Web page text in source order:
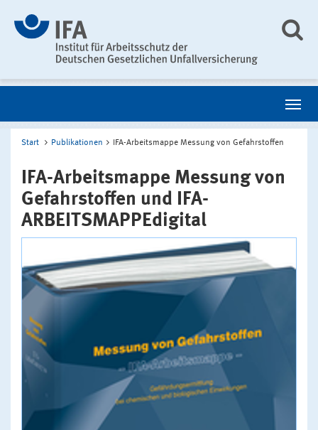
Start Publikationen IFA-Arbeitsmappe Messung von Gefahrstoffen
IFA-Arbeitsmappe Messung von
Gefahrstoffen und IFA-
ARBEITSMAPPEdigital